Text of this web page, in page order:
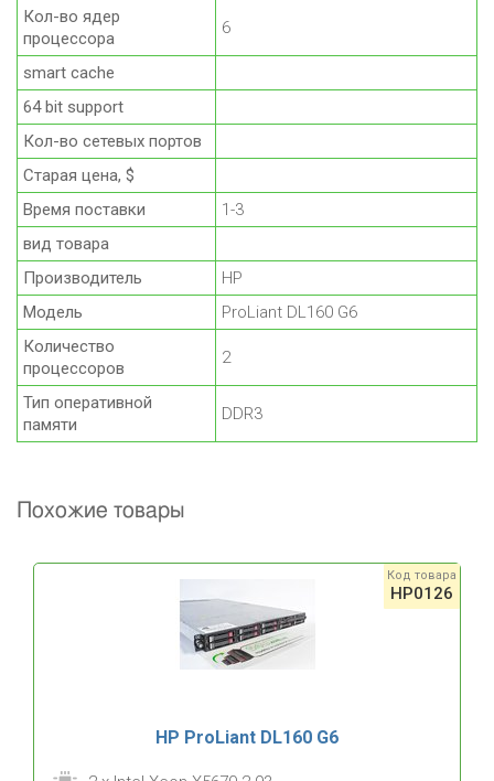
Кол-во ядер
процессора
6
smart cache
64 bit support
Кол-во сетевых портов
Старая цена, $
Время поставки
1-3
вид товара
Производитель
HP
Модель
ProLiant DL160 G6
Количество
процессоров
2
Тип оперативной
памяти
DDR3
Похожие товары
HP ProLiant DL160 G6
Код товара
HP0126